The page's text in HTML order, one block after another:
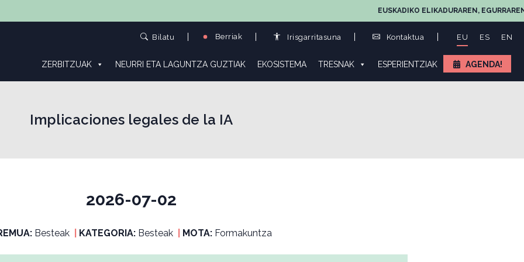
EUSKADIKO ELIKADURAREN, EGURRAREN
Bilatu Berriak Irisgarritasuna Kontaktua EU ES EN
ZERBITZUAK NEURRI ETA LAGUNTZA GUZTIAK EKOSISTEMA TRESNAK ESPERIENTZIAK AGENDA!
Implicaciones legales de la IA
2026-07-02
Besteak KATEGORIA: Besteak MOTA:Formakuntza